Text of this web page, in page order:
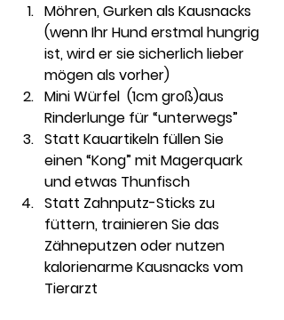
Möhren, Gurken als Kausnacks
(wenn Ihr Hund erstmal hungrig
ist, wird er sie sicherlich lieber
mögen als vorher)
Mini Würfel  (1cm groß)aus
Rinderlunge für “unterwegs”
Statt Kauartikeln füllen Sie
einen “Kong” mit Magerquark
und etwas Thunfisch
Statt Zahnputz-Sticks zu
füttern, trainieren Sie das
Zähneputzen oder nutzen
kalorienarme Kausnacks vom
Tierarzt